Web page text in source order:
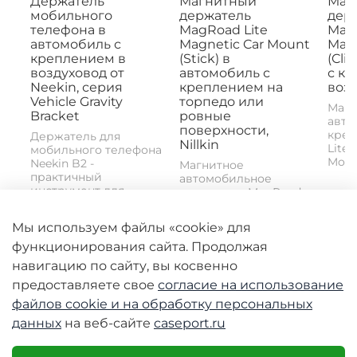
мобильного
телефона в
автомобиль с
креплением в
воздуховод от
Neekin, серия
Vehicle Gravity
Bracket
Держатель для
мобильного телефона
Neekin B2 -
практичный
инструмент для...
1990 руб
держатель
MagRoad Lite
Magnetic Car Mount
(Stick) в
автомобиль с
креплением на
торпедо или
ровные
поверхности,
Nillkin
Магнитное
автомобильное
крепление MagRoad
Mount (Clip) с...
3980 руб
1990 руб
с
Lite
-
Мы используем файлы «cookie» для
функционирования сайта. Продолжая
навигацию по сайту, вы косвенно
предоставляете свое согласие на использование
файлов cookie и на обработку персональных
данных на веб-сайте caseport.ru